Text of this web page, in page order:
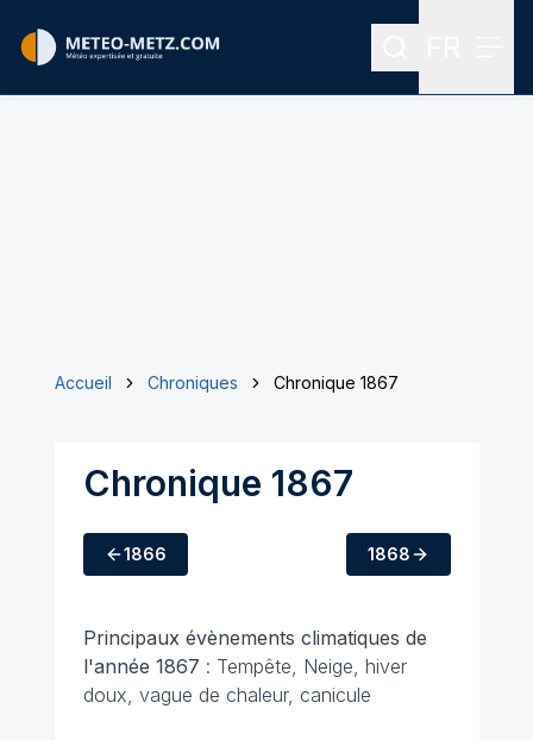
Rechercher
Accueil Chroniques Chronique 1867
Chronique 1867
1866 1868
Principaux évènements climatiques de
l'année 1867 : Tempête, Neige, hiver
doux, vague de chaleur, canicule